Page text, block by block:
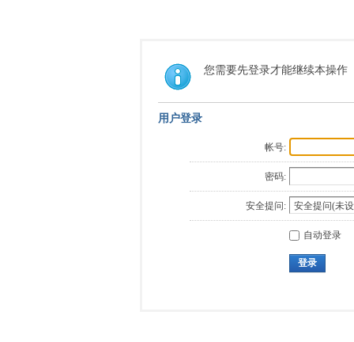
您需要先登录才能继续本操作
用户登录
帐号:
密码:
安全提问:
自动登录
登录